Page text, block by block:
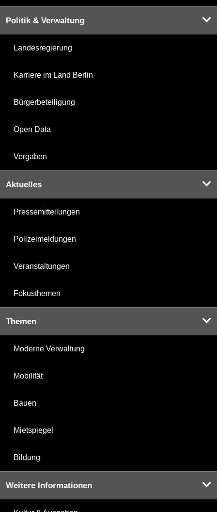
Politik & Verwaltung
Landesregierung
Karriere im Land Berlin
Bürgerbeteiligung
Open Data
Vergaben
Aktuelles
Pressemitteilungen
Polizeimeldungen
Veranstaltungen
Fokusthemen
Themen
Moderne Verwaltung
Mobilität
Bauen
Mietspiegel
Bildung
Weitere Informationen